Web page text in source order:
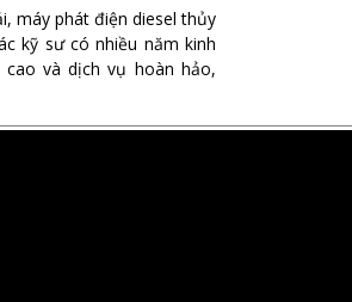
máy phát điện diesel thủy
kỹ sư có nhiều năm kinh
và dịch vụ hoàn hảo,